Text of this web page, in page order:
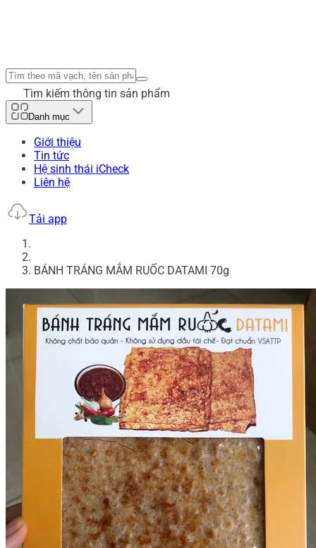
Tìm kiếm thông tin sản phẩm
Danh mục
Giới thiệu
Tin tức
Hệ sinh thái iCheck
Liên hệ
Tải app
BÁNH TRÁNG MẮM RUỐC DATAMI 70g